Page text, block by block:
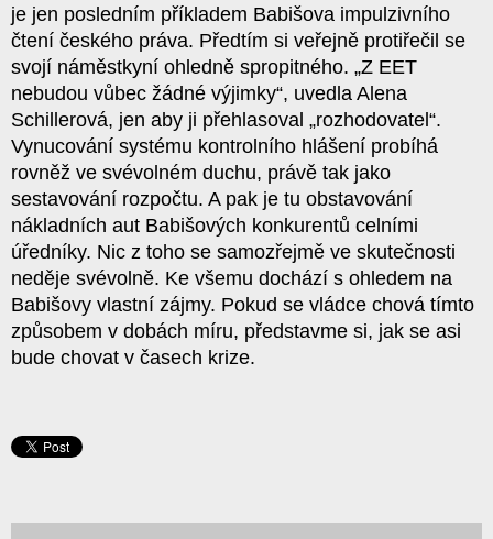
je jen posledním příkladem Babišova impulzivního
čtení českého práva. Předtím si veřejně protiřečil se
svojí náměstkyní ohledně spropitného. „Z EET
nebudou vůbec žádné výjimky“, uvedla Alena
Schillerová, jen aby ji přehlasoval „rozhodovatel“.
Vynucování systému kontrolního hlášení probíhá
rovněž ve svévolném duchu, právě tak jako
sestavování rozpočtu. A pak je tu obstavování
nákladních aut Babišových konkurentů celními
úředníky. Nic z toho se samozřejmě ve skutečnosti
neděje svévolně. Ke všemu dochází s ohledem na
Babišovy vlastní zájmy. Pokud se vládce chová tímto
způsobem v dobách míru, představme si, jak se asi
bude chovat v časech krize.